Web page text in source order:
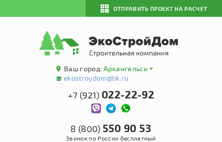
ОТПРАВИТЬ ПРОЕКТ НА РАСЧЕТ
Ваш город: Архангельск
ekostroydom@bk.ru
+7 (921) 022-22-92
8 (800) 550 90 53
Звонок по России бесплатный